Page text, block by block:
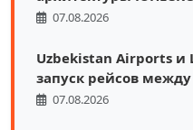
07.08.2026
Uzbekistan Airports и
запуск рейсов
07.08.2026